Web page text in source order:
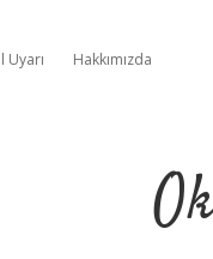
Uyarı Hakkımızda